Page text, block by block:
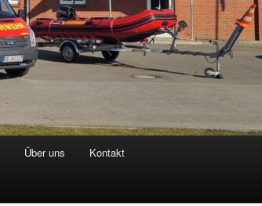
Über uns Kontakt